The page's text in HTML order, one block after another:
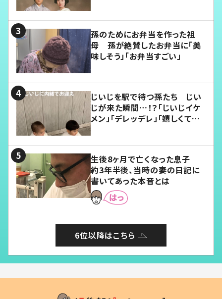
孫のためにお弁当を作った祖
母 孫が絶賛したお弁当に「美
味しそう」「お弁当すごい」
じいじを駅で待つ孫たち じい
じが来た瞬間…！？「じいじイケ
メン」「デレッデレ」「嬉しくて可
生後8ヶ月で亡くなった息子
約3年半後、当時の妻の日記に
書いてあった本音とは
6位以降はこちら